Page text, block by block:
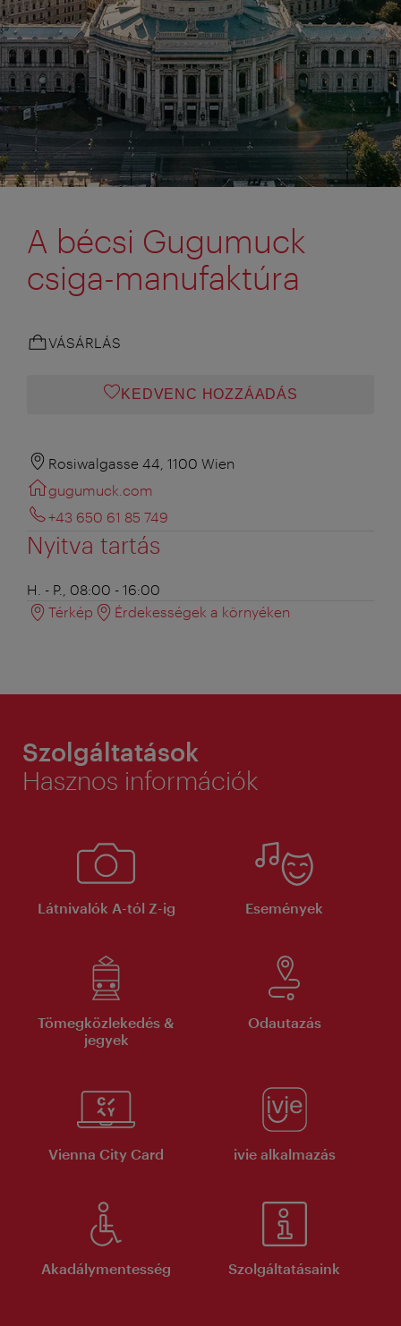
A bécsi Gugumuck
csiga-manufaktúra
VÁSÁRLÁS
KEDVENC HOZZÁADÁS
Rosiwalgasse 44, 1100 Wien
gugumuck.com
+43 650 61 85 749
Nyitva tartás
H. - P., 08:00 - 16:00
Térkép
Érdekességek a környéken
Szolgáltatások
Hasznos információk
Látnivalók A-tól Z-ig Események
Tömegközlekedés &
jegyek
Odautazás
Vienna City Card ivie alkalmazás
Akadálymentesség Szolgáltatásaink